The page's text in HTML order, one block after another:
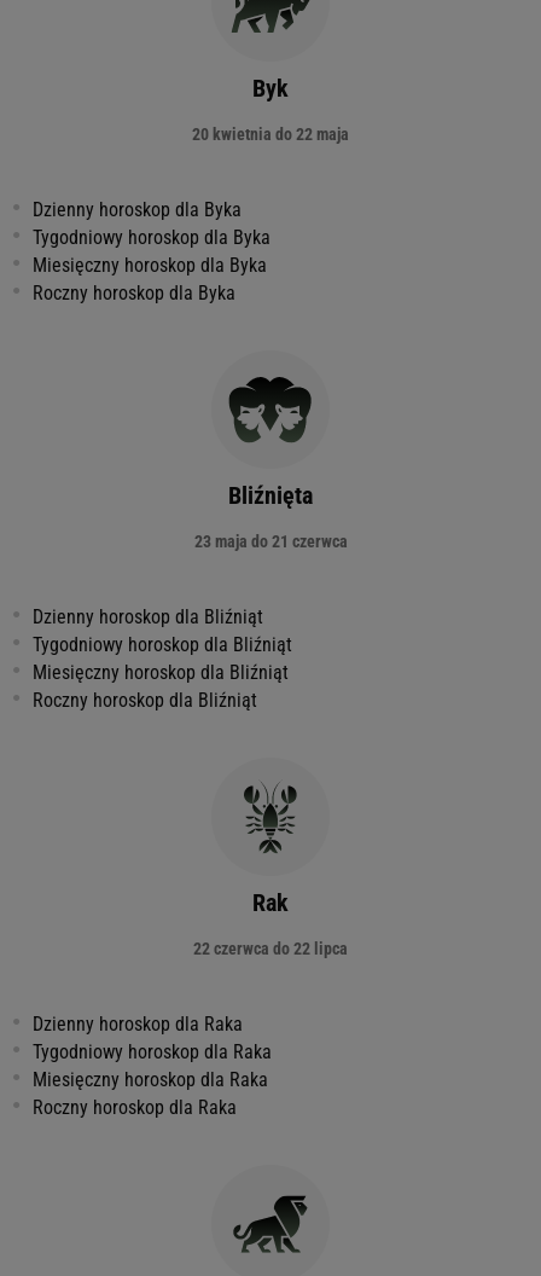
Byk
20 kwietnia do 22 maja
Dzienny horoskop dla Byka
Tygodniowy horoskop dla Byka
Miesięczny horoskop dla Byka
Roczny horoskop dla Byka
Bliźnięta
23 maja do 21 czerwca
Dzienny horoskop dla Bliźniąt
Tygodniowy horoskop dla Bliźniąt
Miesięczny horoskop dla Bliźniąt
Roczny horoskop dla Bliźniąt
Rak
22 czerwca do 22 lipca
Dzienny horoskop dla Raka
Tygodniowy horoskop dla Raka
Miesięczny horoskop dla Raka
Roczny horoskop dla Raka